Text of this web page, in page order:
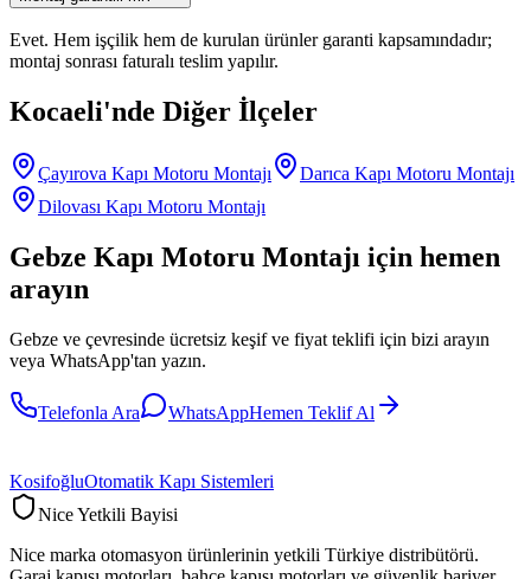
Evet. Hem işçilik hem de kurulan ürünler garanti kapsamındadır;
montaj sonrası faturalı teslim yapılır.
Kocaeli'nde Diğer İlçeler
Çayırova Kapı Motoru Montajı Darıca Kapı Motoru Montajı
Dilovası Kapı Motoru Montajı
Gebze Kapı Motoru Montajı için hemen
arayın
Gebze ve çevresinde ücretsiz keşif ve fiyat teklifi için bizi arayın
veya WhatsApp'tan yazın.
Telefonla Ara WhatsAppHemen Teklif Al
KosifoğluOtomatik Kapı Sistemleri
Nice Yetkili Bayisi
Nice marka otomasyon ürünlerinin yetkili Türkiye distribütörü.